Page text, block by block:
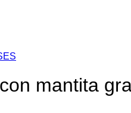
mantita